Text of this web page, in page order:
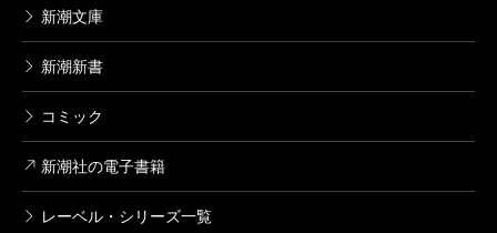
新潮文庫
新潮新書
コミック
新潮社の電子書籍
レーベル・シリーズ一覧